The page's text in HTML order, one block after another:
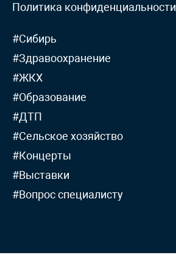
Политика конфиденциальности
#Сибирь
#Здравоохранение
#ЖКХ
#Образование
#ДТП
#Сельское хозяйство
#Концерты
#Выставки
#Вопрос специалисту